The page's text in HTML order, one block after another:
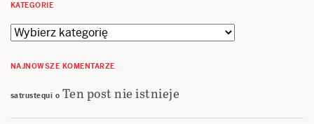
KATEGORIE
Kategorie
NAJNOWSZE KOMENTARZE
satrustequi o Ten post nie istnieje